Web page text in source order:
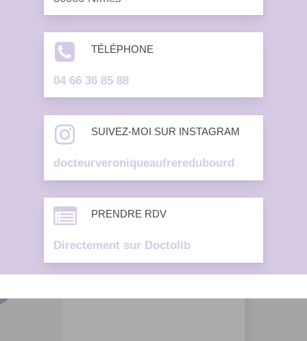
TÉLÉPHONE
04 66 36 85 88
SUIVEZ-MOI SUR INSTAGRAM
docteurveroniqueaufreredubourd
PRENDRE RDV
Directement sur Doctolib